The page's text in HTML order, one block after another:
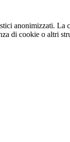
anonimizzati.
di cookie o altri